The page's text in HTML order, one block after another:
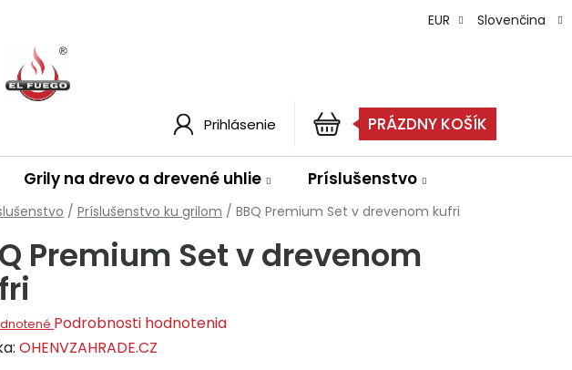
EUR Slovenčina
Prihlásenie
NÁKUPNÝ
KOŠÍK
PRÁZDNY KOŠÍK
Grily na drevo a drevené uhlie Príslušenstvo
/ Príslušenstvo ku grilom / BBQ Premium Set v drevenom kufri
Premium Set v drevenom
Podrobnosti hodnotenia
OHENVZAHRADE.CZ